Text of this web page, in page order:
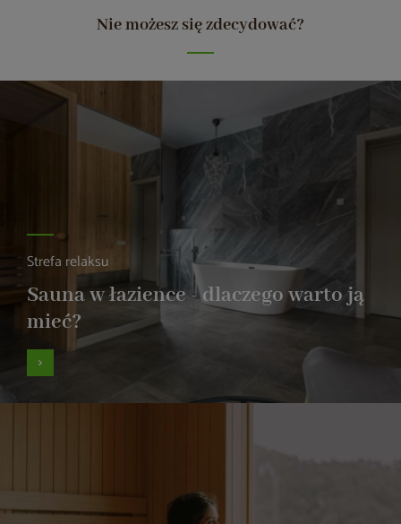
Nie możesz się zdecydować?
Strefa relaksu
Sauna w łazience - dlaczego warto ją
mieć?